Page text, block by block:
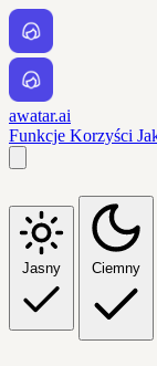
awatar.ai
Funkcje Korzyści
Jasny Ciemny